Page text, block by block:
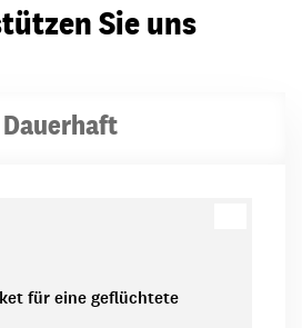
Sie uns
Dauerhaft
für eine geflüchtete